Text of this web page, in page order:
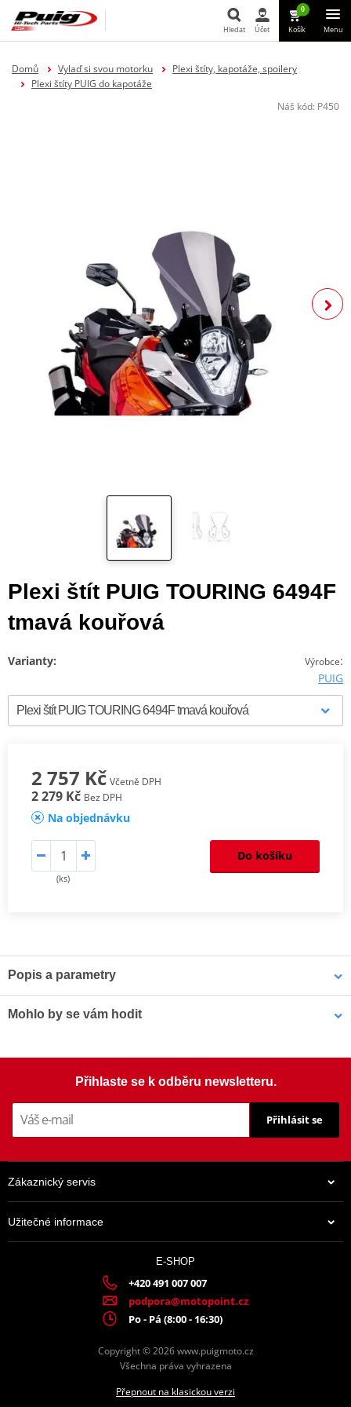
Hledat
Hledat Účet
0
Košík Menu
Domů Vylaď si svou motorku
Plexi štíty, kapotáže, spoilery
Plexi štíty PUIG do kapotáže
Náš kód: P450
Plexi štít PUIG TOURING 6494F
tmavá kouřová
Výrobce:
PUIG
Varianty:
2 757 Kč Včetně DPH
2 279 Kč Bez DPH
Na objednávku
(ks)
Do košíku
Popis a parametry
PDF Comparative test
Mohlo by se vám hodit
156 Kč
Skladem
Přihlaste se k odběru newsletteru.
Přihlásit se
Zákaznický servis
Užitečné informace
E-SHOP
+420 491 007 007
podpora@motopoint.cz
Po - Pá (8:00 - 16:30)
Copyright © 2026 www.puigmoto.cz
Všechna práva vyhrazena
Přepnout na klasickou verzi